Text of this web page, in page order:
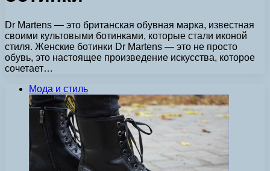
Dr Martens — это британская обувная марка, известная
своими культовыми ботинками, которые стали иконой
стиля. Женские ботинки Dr Martens — это не просто
обувь, это настоящее произведение искусства, которое
сочетает…
Мода и стиль